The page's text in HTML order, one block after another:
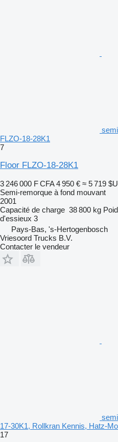
FLZO-18-28K1
7
Floor FLZO-18-28K1
3 246 000 F CFA 4 950 € ≈ 5 719
Semi-remorque à fond mouvant
2001
Capacité de charge 38 800 kg
d'essieux 3
Pays-Bas, 's-Hertogenbosch
Vriesoord Trucks B.V.
Contacter le vendeur
17-30K1, Rollkran Kennis, Hatz-
17